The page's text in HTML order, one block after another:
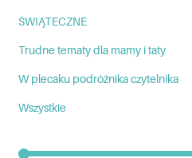
ŚWIĄTECZNE
Trudne tematy dla mamy i taty
W plecaku podróżnika czytelnika
Wszystkie